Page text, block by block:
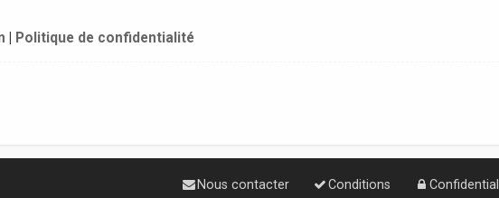
Politique de confidentialité
Conditions
Nous contacter